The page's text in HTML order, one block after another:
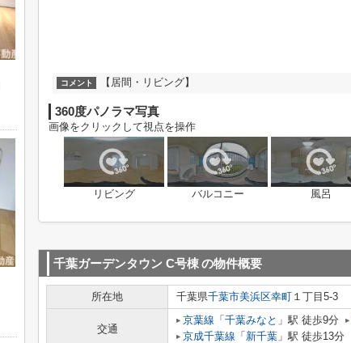
コメント 【居間・リビング】
360度パノラマ写真
画像をクリックして視点を操作
リビング バルコニー 風呂
千葉ガーデンタウン C号棟の物件概要
所在地 千葉県千葉市美浜区幸町 １丁目5-3
交通
京葉線 「 千葉みなと 」駅 徒歩9分
京成千葉線 「 新千葉 」駅 徒歩13分